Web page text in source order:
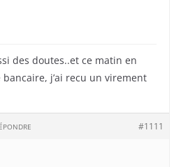
des doutes..et ce matin en
j’ai recu un virement
#1111